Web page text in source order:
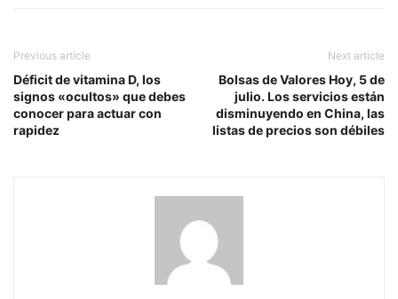
Previous article
Déficit de vitamina D, los
signos «ocultos» que debes
conocer para actuar con
rapidez
Next article
Bolsas de Valores Hoy, 5 de
julio. Los servicios están
disminuyendo en China, las
listas de precios son débiles